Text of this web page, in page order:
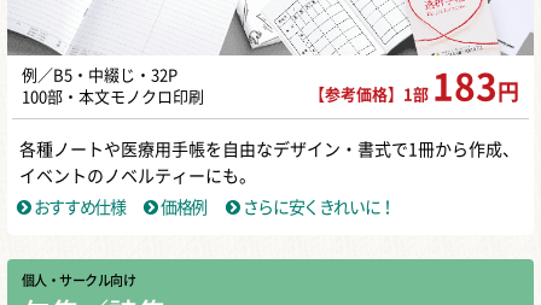
例／B5・中綴じ・32P
100部・本文モノクロ印刷
【参考価格】1部 183 円
各種ノートや医療用手帳を自由なデザイン・書式で1冊から作成、
イベントのノベルティーにも。
おすすめ仕様
価格例 さらに安くきれいに！
個人・サークル向け